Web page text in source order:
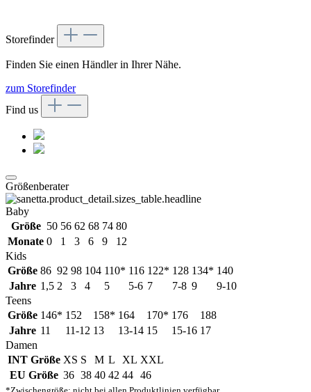
Storefinder
Finden Sie einen Händler in Ihrer Nähe.
zum Storefinder
Find us
Größenberater
Baby
Größe 50 56 62 68 74 80
Monate 0 1 3 6 9
12
Kids
Größe 86 92 98 104 110* 116 122* 128 134* 140
Jahre 1,5 2 3 4 5 5-6 7 7-8 9
9-10
Teens
Größe 146* 152 158* 164 170* 176
188
Jahre 11 11-12 13 13-14 15 15-16 17
Damen
INT Größe XS S M L XL XXL
EU Größe 36 38 40 42 44 46